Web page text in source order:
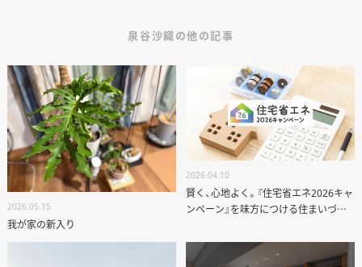
オーナー様専用サイト CLUB RENOVES
泉谷沙織の他の記事
2026.05.15
我が家の新入り
2026.04.10
賢く、心地よく。『住宅省エネ2026キャ
ンペーン』を味方につける住まいづく